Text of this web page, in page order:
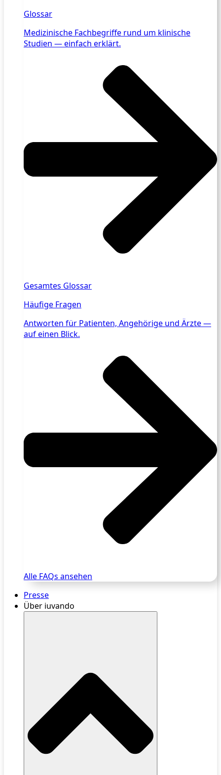
Glossar
Medizinische Fachbegriffe rund um klinische
Studien — einfach erklärt.
Gesamtes Glossar
Häufige Fragen
Antworten für Patienten, Angehörige und Ärzte —
auf einen Blick.
Alle FAQs ansehen
Presse
Über iuvando